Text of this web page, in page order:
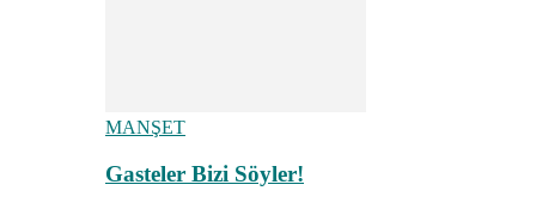
MANŞET
Gasteler Bizi Söyler!